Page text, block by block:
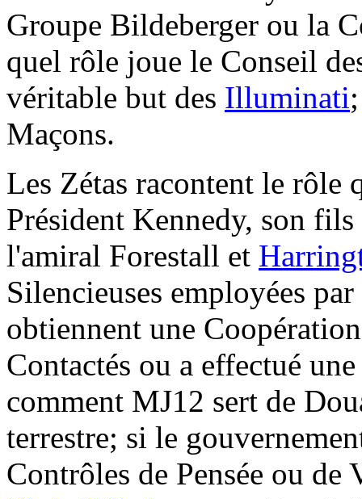
Groupe Bildeberger ou la
quel rôle joue le Conseil
véritable but des Illuminati
Maçons.
Les Zétas racontent le rôle
Président Kennedy, son
l'amiral Forestall et
Silencieuses employées
obtiennent une
Contactés ou a effectué
comment MJ12 sert de
terrestre; si le
Contrôles de Pensée ou